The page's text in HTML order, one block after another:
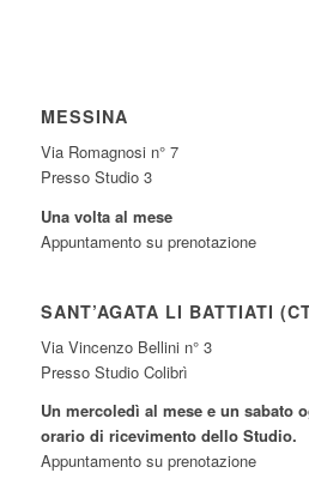
MESSINA
Via Romagnosi n° 7
Presso Studio 3
Una volta al mese
Appuntamento su prenotazione
SANT’AGATA LI BATTIATI
Via Vincenzo Bellini n° 3
Presso Studio Colibrì
Un mercoledì al mese e un sabato
orario di ricevimento dello Studio.
Appuntamento su prenotazione